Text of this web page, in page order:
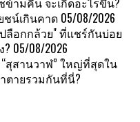
ชน์เกินคาด 05/08/2026
ลือกกล้วย" ที่แชร์กันบ่อย
? 05/08/2026
สุสานวาฬ” ใหญ่ที่สุดใน
ตายรวมกันที่นี่?